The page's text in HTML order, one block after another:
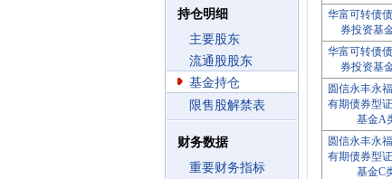
持仓明细
主要股东
流通股股东
基金持仓
限售股解禁表
财务数据
重要财务指标
华富可转债
券投资基
华富可转债
券投资基
圆信永丰永
有期债券型
基金A
圆信永丰永
有期债券型
基金C